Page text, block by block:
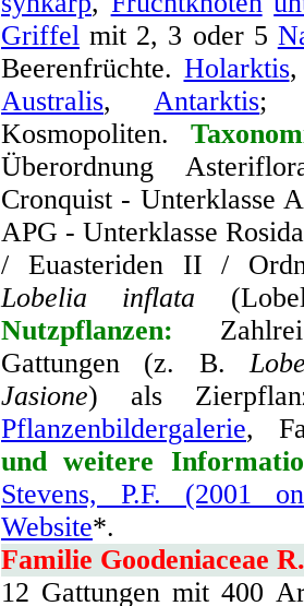
Griffel mit 2, 3 oder 5
Beerenfrüchte. Holarktis
Australis,Antarktis;
Kosmopoliten.
Überordnung
Cronquist - Unterklasse
APG - Unterklasse
/ Euasteriden II /
Lobelia inflata
Nutzpflanzen:
Gattungen (z. B.
Jasione) als
Pflanzenbildergalerie,
und weitere
Stevens, P.F. (2001
Website*.
Familie Goodeniaceae
12 Gattungen mit 400